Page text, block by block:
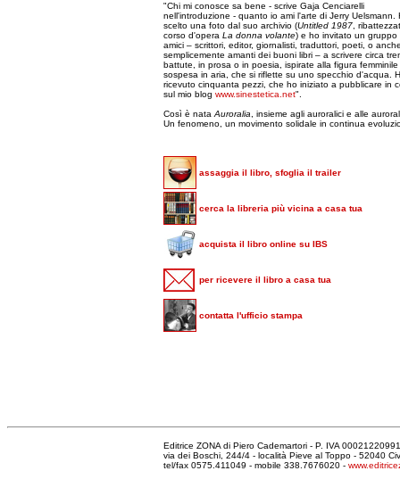
"Chi mi conosce sa bene - scrive Gaja Cenciarelli
nell'introduzione - quanto io ami l'arte di Jerry Uelsmann.
scelto una foto dal suo archivio (Untitled 1987 ,
corso d'opera La donna volante) e ho invitato un gruppo
amici – scrittori, editor, giornalisti, traduttori, poeti, o
semplicemente amanti dei buoni libri – a scrivere circa
battute, in prosa o in poesia, ispirate alla figura femminile
sospesa in aria, che si riflette su uno specchio d'acqua.
ricevuto cinquanta pezzi, che ho iniziato a pubblicare in
sul mio blog www.sinestetica.net".
Così è nata Auroralia , insieme agli auroralici e alle
Un fenomeno, un movimento solidale in continua
assaggia il libro, sfoglia il trailer
cerca la libreria più vicina a casa tua
acquista il libro online su IBS
per ricevere il libro a casa tua
contatta l'ufficio stampa
Editrice ZONA di Piero Cademartori - P. IVA
via dei Boschi, 244/4 - località Pieve al Toppo - 52040
tel/fax 0575.411049 - mobile 338.7676020 -